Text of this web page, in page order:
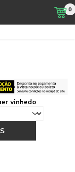
0
vinhedo